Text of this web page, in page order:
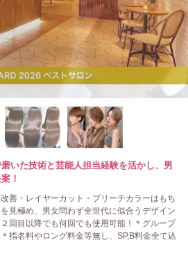
いた技術と芸能人担当経験を活かし、男
！
善・レイヤーカット・ブリーチカラーはもち
見極め、男女問わず全世代に似合うデザイン
回目以降でも何回でも使用可能！＊グループ
指名料やロング料金等無し、SP,B料金全て込